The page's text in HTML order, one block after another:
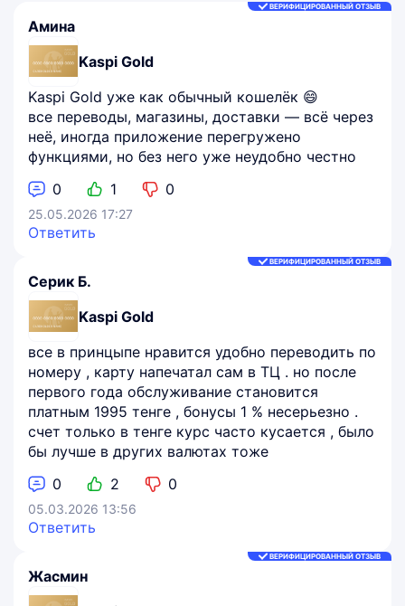
Амина
Kaspi Gold
ВЕРИФИЦИРОВАННЫЙ ОТЗЫВ
Kaspi Gold уже как обычный кошелёк 😄
все переводы, магазины, доставки — всё через
неё, иногда приложение перегружено
функциями, но без него уже неудобно честно
0
1 0
25.05.2026 17:27
Ответить
Серик Б.
Kaspi Gold
ВЕРИФИЦИРОВАННЫЙ ОТЗЫВ
все в принцыпе нравится удобно переводить по
номеру , карту напечатал сам в ТЦ . но после
первого года обслуживание становится
платным 1995 тенге , бонусы 1 % несерьезно .
счет только в тенге курс часто кусается , было
бы лучше в других валютах тоже
0
2 0
05.03.2026 13:56
Ответить
Жасмин
ВЕРИФИЦИРОВАННЫЙ ОТЗЫВ